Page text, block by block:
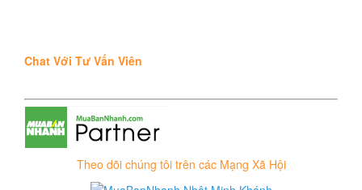
Chat Với Tư Vấn Viên
Theo dõi chúng tôi trên các Mạng Xã Hội